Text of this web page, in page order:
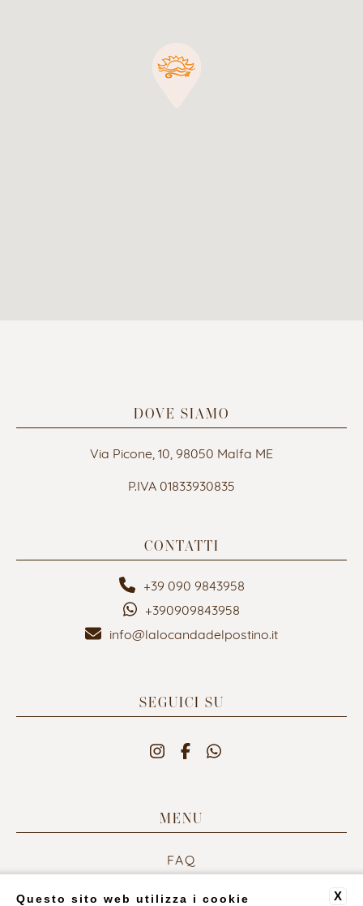
DOVE SIAMO
Via Picone, 10, 98050 Malfa ME
P.IVA 01833930835
CONTATTI
+39 090 9843958
+390909843958
info@lalocandadelpostino.it
SEGUICI SU
MENU
FAQ
CONTATTI
DATI SOCIETARI
X
Questo sito web utilizza i cookie